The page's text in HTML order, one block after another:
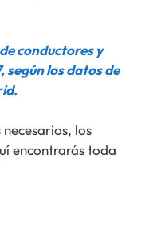
conductores y
según los datos de
los
encontrarás toda